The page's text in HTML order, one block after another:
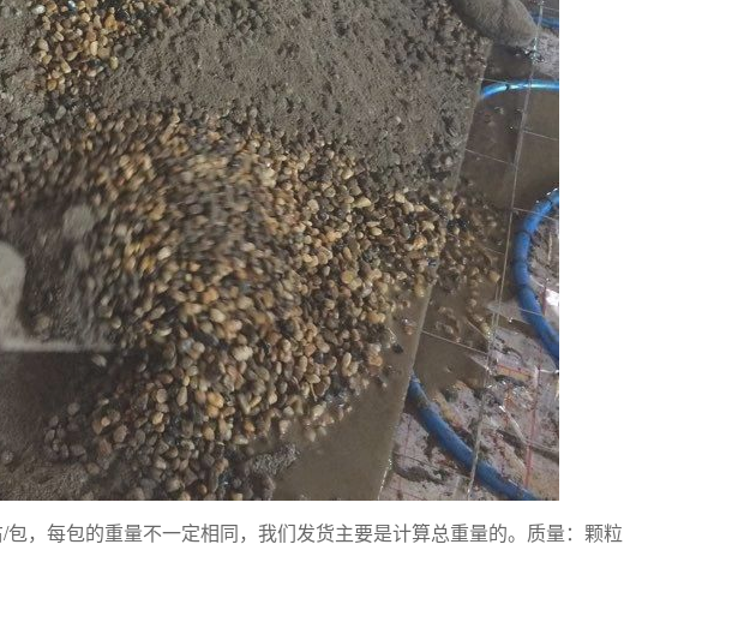
，每包的重量不一定相同，我们发货主要是计算总重量的。质量：颗粒